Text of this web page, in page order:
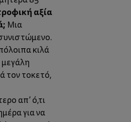
αξία
Μια
κιλά
τον τοκετό,
απ’ ό,τι
για να